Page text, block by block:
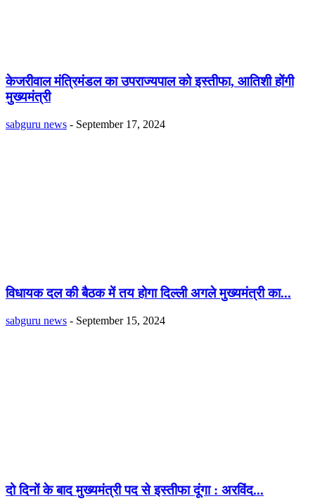
केजरीवाल मंत्रिमंडल का उपराज्यपाल को इस्तीफा, आतिशी होंगी
मुख्यमंत्री
sabguru news - September 17, 2024
विधायक दल की बैठक में तय होगा दिल्ली अगले मुख्यमंत्री का...
sabguru news - September 15, 2024
दो दिनों के बाद मुख्यमंत्री पद से इस्तीफा दूंगा : अरविंद...